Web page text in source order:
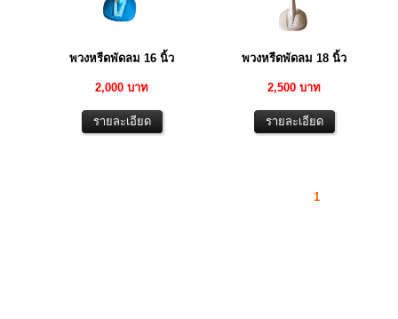
พวงหรีดพัดลม 16 นิ้ว
2,000 บาท
พวงหรีดพัดลม 18 นิ้ว
2,500 บาท
1